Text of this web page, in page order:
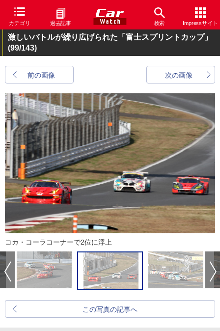
カテゴリ 過去記事 検索 Impressサイト
激しいバトルが繰り広げられた「富士スプリントカップ」
(99/143)
前の画像 次の画像
コカ・コーラコーナーで2位に浮上
この写真の記事へ